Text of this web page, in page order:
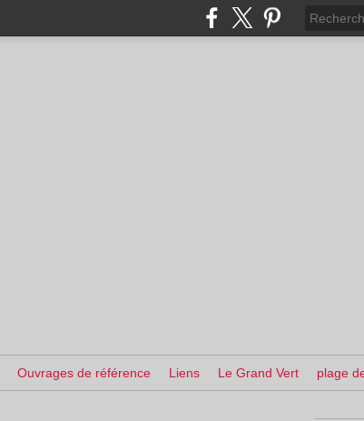
Ouvrages de référence Liens Le Grand Vert plage